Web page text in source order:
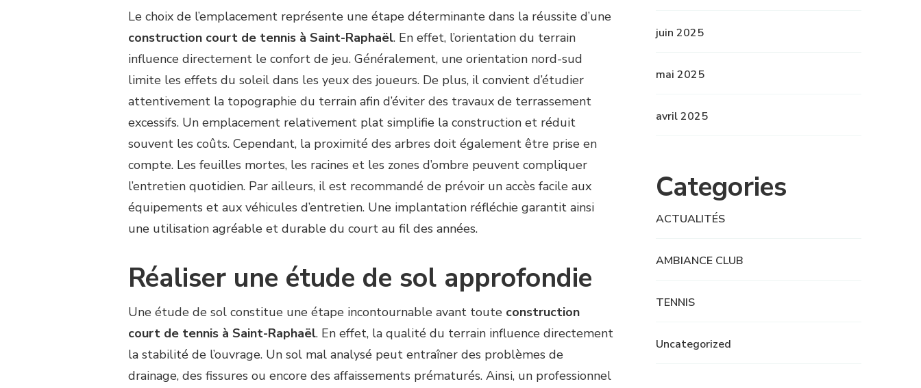
Le choix de l’emplacement représente une étape déterminante dans la réussite d’une
construction court de tennis à Saint-Raphaël. En effet, l’orientation du terrain
influence directement le confort de jeu. Généralement, une orientation nord-sud
limite les effets du soleil dans les yeux des joueurs. De plus, il convient d’étudier
attentivement la topographie du terrain afin d’éviter des travaux de terrassement
excessifs. Un emplacement relativement plat simplifie la construction et réduit
souvent les coûts. Cependant, la proximité des arbres doit également être prise en
compte. Les feuilles mortes, les racines et les zones d’ombre peuvent compliquer
l’entretien quotidien. Par ailleurs, il est recommandé de prévoir un accès facile aux
équipements et aux véhicules d’entretien. Une implantation réfléchie garantit ainsi
une utilisation agréable et durable du court au fil des années.
Réaliser une étude de sol approfondie
Une étude de sol constitue une étape incontournable avant toute construction
court de tennis à Saint-Raphaël. En effet, la qualité du terrain influence directement
la stabilité de l’ouvrage. Un sol mal analysé peut entraîner des problèmes de
drainage, des fissures ou encore des affaissements prématurés. Ainsi, un professionnel
juin 2025
mai 2025
avril 2025
Categories
ACTUALITÉS
AMBIANCE CLUB
TENNIS
Uncategorized